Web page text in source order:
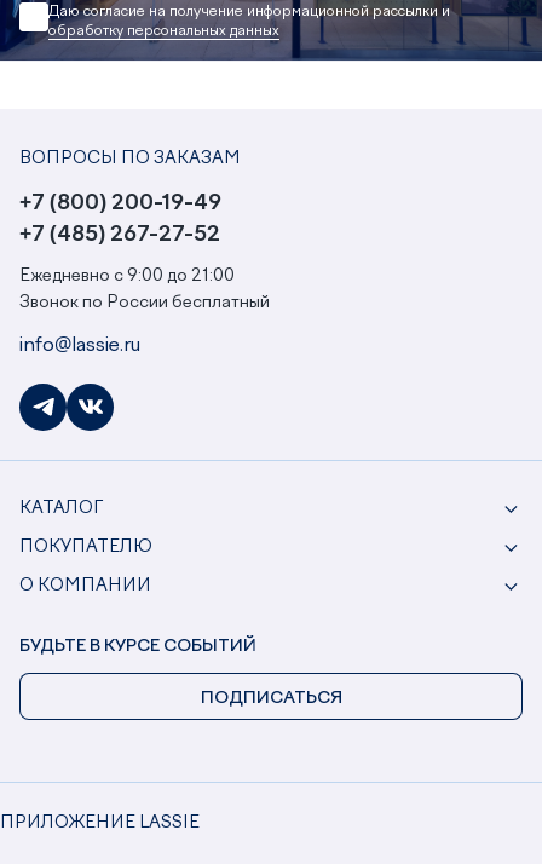
Даю согласие на получение информационной рассылки и
обработку персональных данных
ВОПРОСЫ ПО ЗАКАЗАМ
+7 (800) 200-19-49
+7 (485) 267-27-52
Ежедневно с 9:00 до 21:00
Звонок по России бесплатный
info@lassie.ru
КАТАЛОГ
ПОКУПАТЕЛЮ
О КОМПАНИИ
ПРИЛОЖЕНИЕ LASSIE
БУДЬТЕ В КУРСЕ СОБЫТИЙ
ПОДПИСАТЬСЯ